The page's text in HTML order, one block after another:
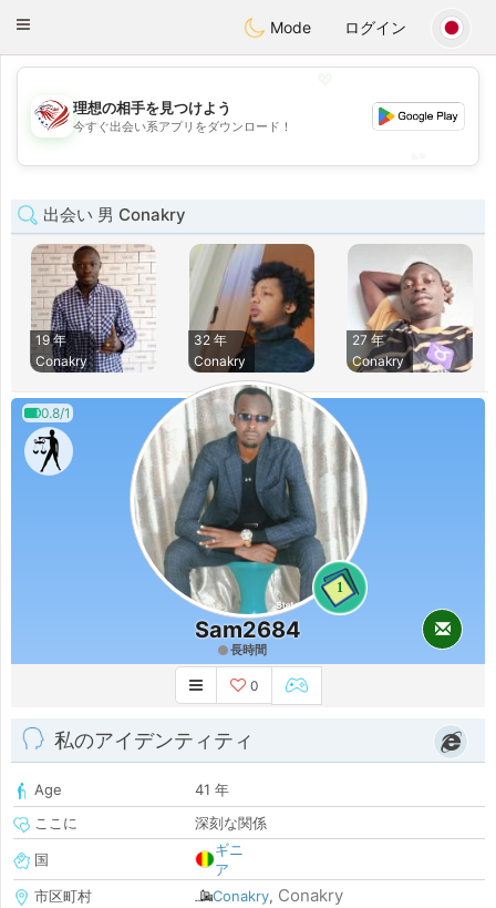
StatesDating
Toggle
Mode ログイン
💖
💕
理想の相手を見つけよう
今すぐ出会い系アプリをダウンロード！
出会い 男 Conakry
19 年
Conakry
32 年
Conakry
27 年
Conakry
0.8/1
1
Sam2684
長時間
0
私のアイデンティティ
Age
41 年
ここに
深刻な関係
国
ギニ
ア
市区町村
Conakry, Conakry